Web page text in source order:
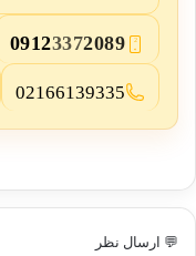
2
09123372089
02166139335
💬 ارسال نظر